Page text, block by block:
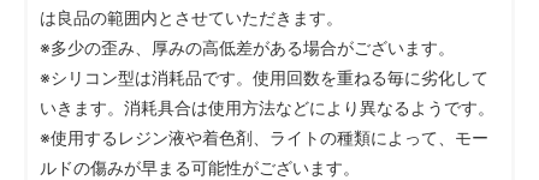
は良品の範囲内とさせていただきます。
※多少の歪み、厚みの高低差がある場合がございます。
※シリコン型は消耗品です。使用回数を重ねる毎に劣化して
いきます。消耗具合は使用方法などにより異なるようです。
※使用するレジン液や着色剤、ライトの種類によって、モー
ルドの傷みが早まる可能性がございます。